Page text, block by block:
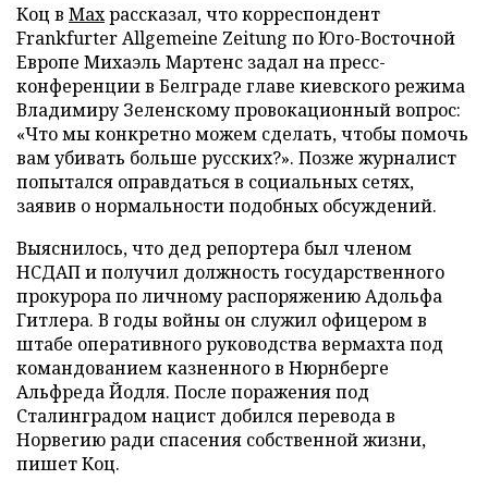
Коц в Махрассказал, что корреспондент
Frankfurter Allgemeine Zeitung по Юго-Восточной
Европе Михаэль Мартенс задал на пресс-
конференции в Белграде главе киевского режима
Владимиру Зеленскому провокационный вопрос:
«Что мы конкретно можем сделать, чтобы помочь
вам убивать больше русских?». Позже журналист
попытался оправдаться в социальных сетях,
заявив о нормальности подобных обсуждений.
Выяснилось, что дед репортера был членом
НСДАП и получил должность государственного
прокурора по личному распоряжению Адольфа
Гитлера. В годы войны он служил офицером в
штабе оперативного руководства вермахта под
командованием казненного в Нюрнберге
Альфреда Йодля. После поражения под
Сталинградом нацист добился перевода в
Норвегию ради спасения собственной жизни,
пишет Коц.